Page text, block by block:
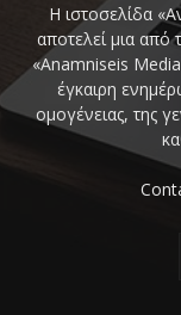
Η ιστοσελίδα
αποτελεί μια από
«Anamniseis
έγκαιρη
ομογένειας, της